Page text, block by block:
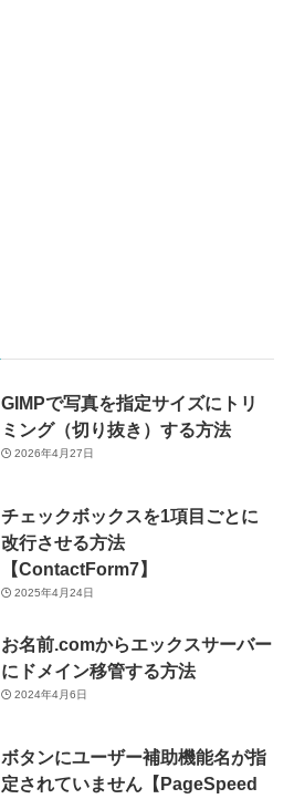
GIMPで写真を指定サイズにトリ
ミング（切り抜き）する方法
2026年4月27日
チェックボックスを1項目ごとに
改行させる方法
【ContactForm7】
2025年4月24日
お名前.comからエックスサーバー
にドメイン移管する方法
2024年4月6日
ボタンにユーザー補助機能名が指
定されていません【PageSpeed